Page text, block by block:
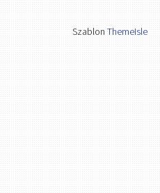
SzablonThemeIsle